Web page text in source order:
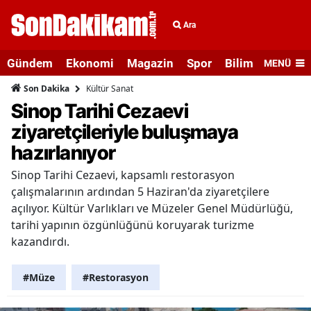
Ara
Gündem Ekonomi Magazin Spor Bilim veMENÜ
Son Dakika Kültür Sanat
Sinop Tarihi Cezaevi
ziyaretçileriyle buluşmaya
hazırlanıyor
Sinop Tarihi Cezaevi, kapsamlı restorasyon
çalışmalarının ardından 5 Haziran'da ziyaretçilere
açılıyor. Kültür Varlıkları ve Müzeler Genel Müdürlüğü,
tarihi yapının özgünlüğünü koruyarak turizme
kazandırdı.
#Müze #Restorasyon